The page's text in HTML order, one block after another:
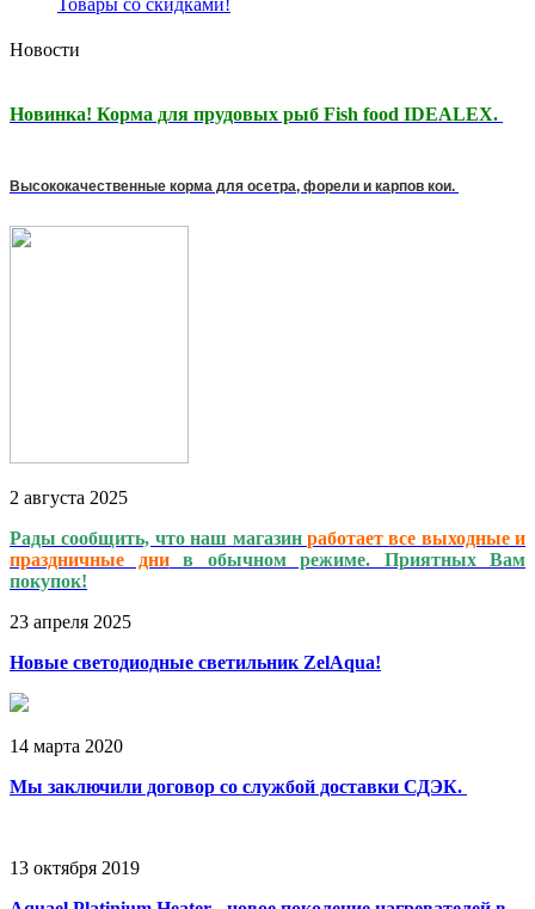
Товары со скидками!
Новости
Новинка! Корма для прудовых рыб Fish food IDEALEX.
Высококачественные корма для осетра, форели и карпов кои.
2 августа 2025
Рады сообщить, что наш магазин работает все выходные и
праздничные днив обычном режиме. Приятных Вам
покупок!
23 апреля 2025
Новые светодиодные светильник ZelAqua!
14 марта 2020
Мы заключили договор со службой доставки СДЭК.
13 октября 2019